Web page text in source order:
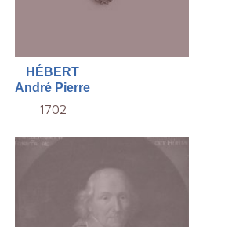
HÉBERT
André Pierre
1702